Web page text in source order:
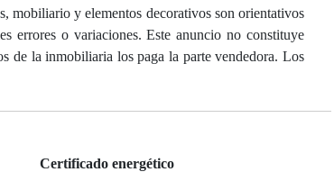
mobiliario y elementos decorativos son orientativos
o variaciones. Este anuncio no constituye
de la inmobiliaria los paga la parte vendedora. Los
Certificado energético